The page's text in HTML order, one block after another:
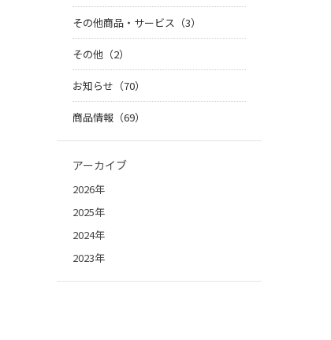
その他商品・サービス（3）
その他（2）
お知らせ（70）
商品情報（69）
アーカイブ
2026年
2025年
2024年
2023年